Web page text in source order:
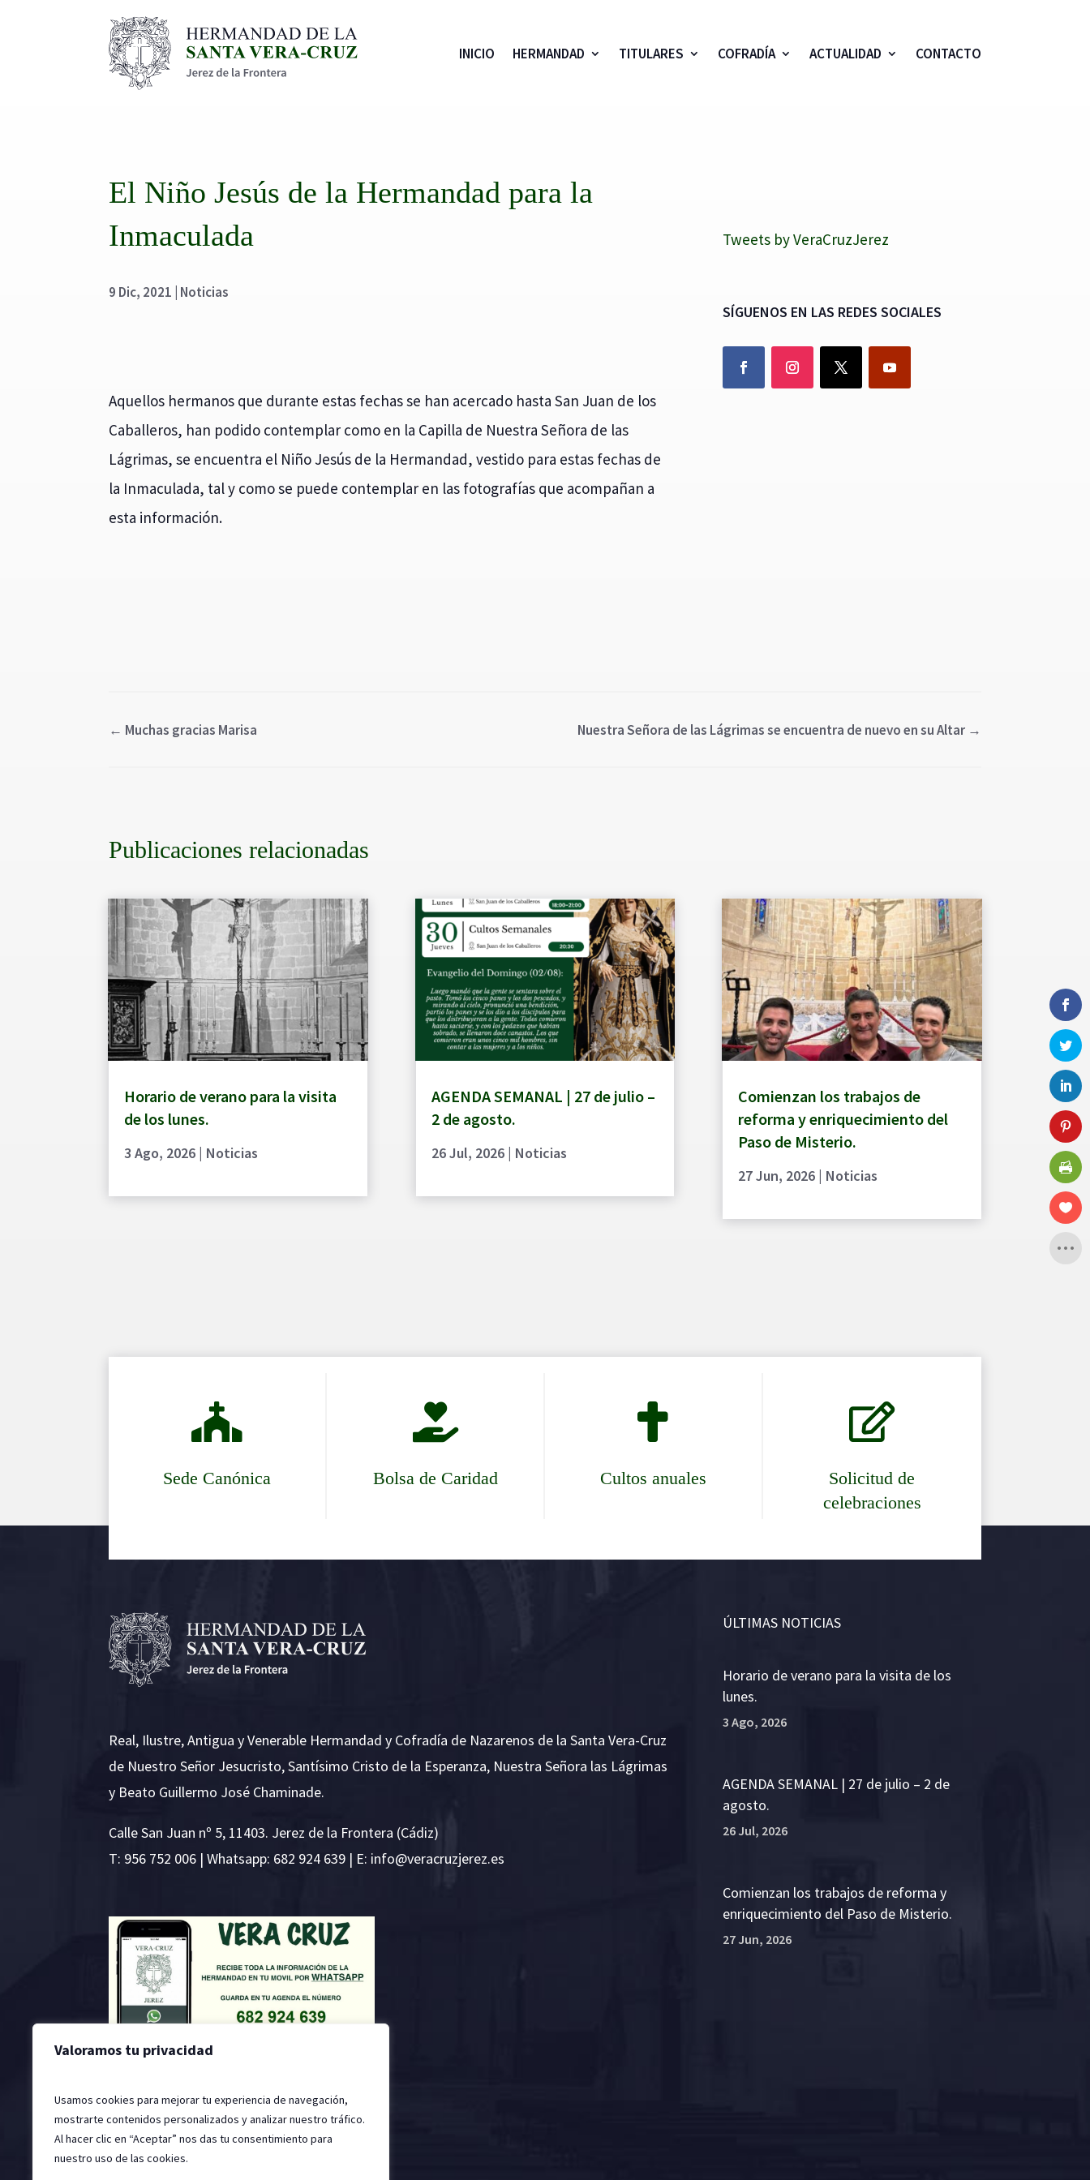
Valoramos tu privacidad
Usamos cookies para mejorar tu experiencia de navegación,
mostrarte contenidos personalizados y analizar nuestro tráfico.
Al hacer clic en “Aceptar” nos das tu consentimiento para
nuestro uso de las cookies.
INICIO HERMANDAD TITULARES COFRADÍA ACTUALIDAD CONTACTO
El Niño Jesús de la Hermandad para la
Inmaculada
9 Dic, 2021 Noticias
Aquellos hermanos que durante estas fechas se han acercado hasta San Juan de los
Caballeros, han podido contemplar como en la Capilla de Nuestra Señora de las
Lágrimas, se encuentra el Niño Jesús de la Hermandad, vestido para estas fechas de
la Inmaculada, tal y como se puede contemplar en las fotografías que acompañan a
esta información.
Tweets by VeraCruzJerez
SÍGUENOS EN LAS REDES SOCIALES
← Muchas gracias Marisa Nuestra Señora de las Lágrimas se encuentra de nuevo en su Altar→
Publicaciones relacionadas
Horario de verano para la visita
de los lunes.
3 Ago, 2026 | Noticias
AGENDA SEMANAL | 27 de julio –
2 de agosto.
26 Jul, 2026| Noticias
Comienzan los trabajos de
reforma y enriquecimiento del
Paso de Misterio.
27 Jun, 2026| Noticias

Sede Canónica

Bolsa de Caridad

Cultos anuales

Solicitud de
celebraciones
Real, Ilustre, Antigua y Venerable Hermandad y Cofradía de Nazarenos de la Santa Vera-Cruz
de Nuestro Señor Jesucristo, Santísimo Cristo de la Esperanza, Nuestra Señora las Lágrimas
y Beato Guillermo José Chaminade.
Calle San Juan nº 5, 11403. Jerez de la Frontera (Cádiz)
T: 956 752 006 | Whatsapp: 682 924 639 | E: se.ze
rejzu
rcare
v@ofn
i
ÚLTIMAS NOTICIAS
Horario de verano para la visita de los
lunes.
3 Ago, 2026
AGENDA SEMANAL | 27 de julio – 2 de
agosto.
26 Jul, 2026
Comienzan los trabajos de reforma y
enriquecimiento del Paso de Misterio.
27 Jun, 2026